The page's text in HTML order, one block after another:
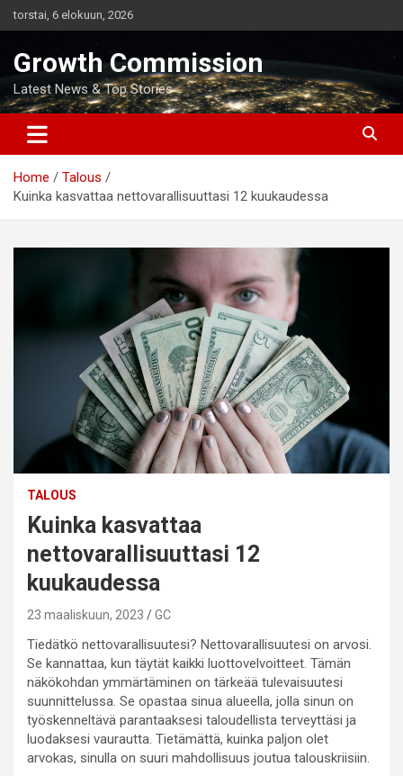
Skip
to
torstai, 6 elokuun, 2026
Growth Commission
Latest News & Top Stories
Home
Talous
Kuinka kasvattaa nettovarallisuuttasi 12 kuukaudessa
TALOUS
Kuinka kasvattaa
nettovarallisuuttasi 12
kuukaudessa
23 maaliskuun, 2023 GC
Tiedätkö nettovarallisuutesi? Nettovarallisuutesi on arvosi.
Se kannattaa, kun täytät kaikki luottovelvoitteet. Tämän
näkökohdan ymmärtäminen on tärkeää tulevaisuutesi
suunnittelussa. Se opastaa sinua alueella, jolla sinun on
työskenneltävä parantaaksesi taloudellista terveyttäsi ja
luodaksesi vaurautta. Tietämättä, kuinka paljon olet
arvokas, sinulla on suuri mahdollisuus joutua talouskriisiin.